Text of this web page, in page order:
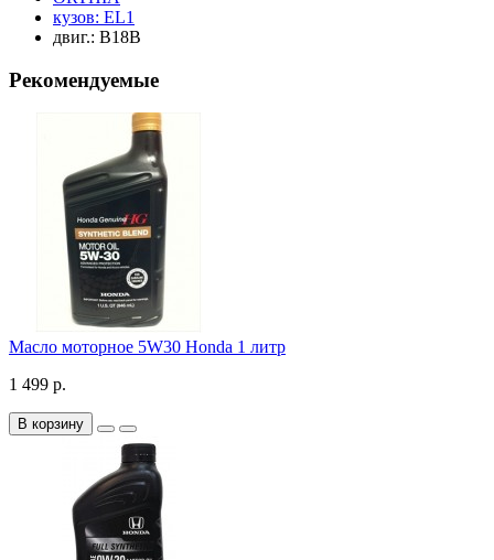
кузов: EL1
двиг.: B18B
Рекомендуемые
Масло моторное 5W30 Honda 1 литр
1 499 р.
В корзину